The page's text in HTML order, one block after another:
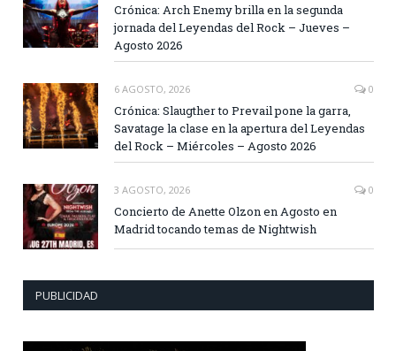
Crónica: Arch Enemy brilla en la segunda
jornada del Leyendas del Rock – Jueves –
Agosto 2026
6 AGOSTO, 2026 0
Crónica: Slaugther to Prevail pone la garra,
Savatage la clase en la apertura del Leyendas
del Rock – Miércoles – Agosto 2026
3 AGOSTO, 2026 0
Concierto de Anette Olzon en Agosto en
Madrid tocando temas de Nightwish
PUBLICIDAD